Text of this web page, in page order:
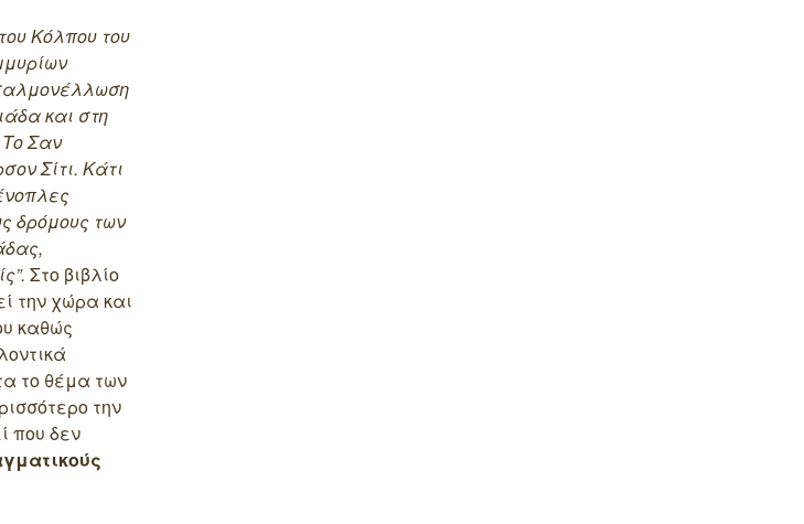
Κόλπου του
και στη
Σαν
Σίτι. Κάτι
δρόμους των
Στο βιβλίο
την χώρα και
καθώς
το θέμα των
την
που δεν